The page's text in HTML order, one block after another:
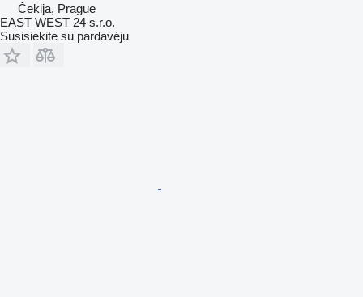
Čekija, Prague
EAST WEST 24 s.r.o.
Susisiekite su pardavėju